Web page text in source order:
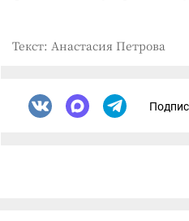
Текст: Анастасия Петрова